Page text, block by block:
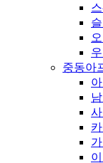
중동아